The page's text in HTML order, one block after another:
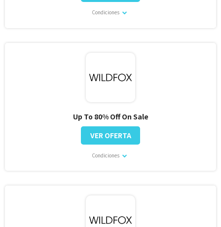
Condiciones
Up To 80% Off On Sale
Condiciones
VER OFERTA